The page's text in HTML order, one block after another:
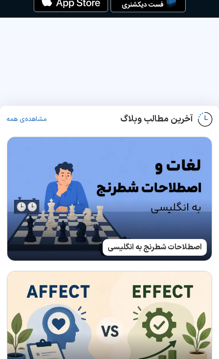
آخرین مطالب وبلاگ مشاهده‌ی همه
اصطلاحات شطرنج به انگلیسی